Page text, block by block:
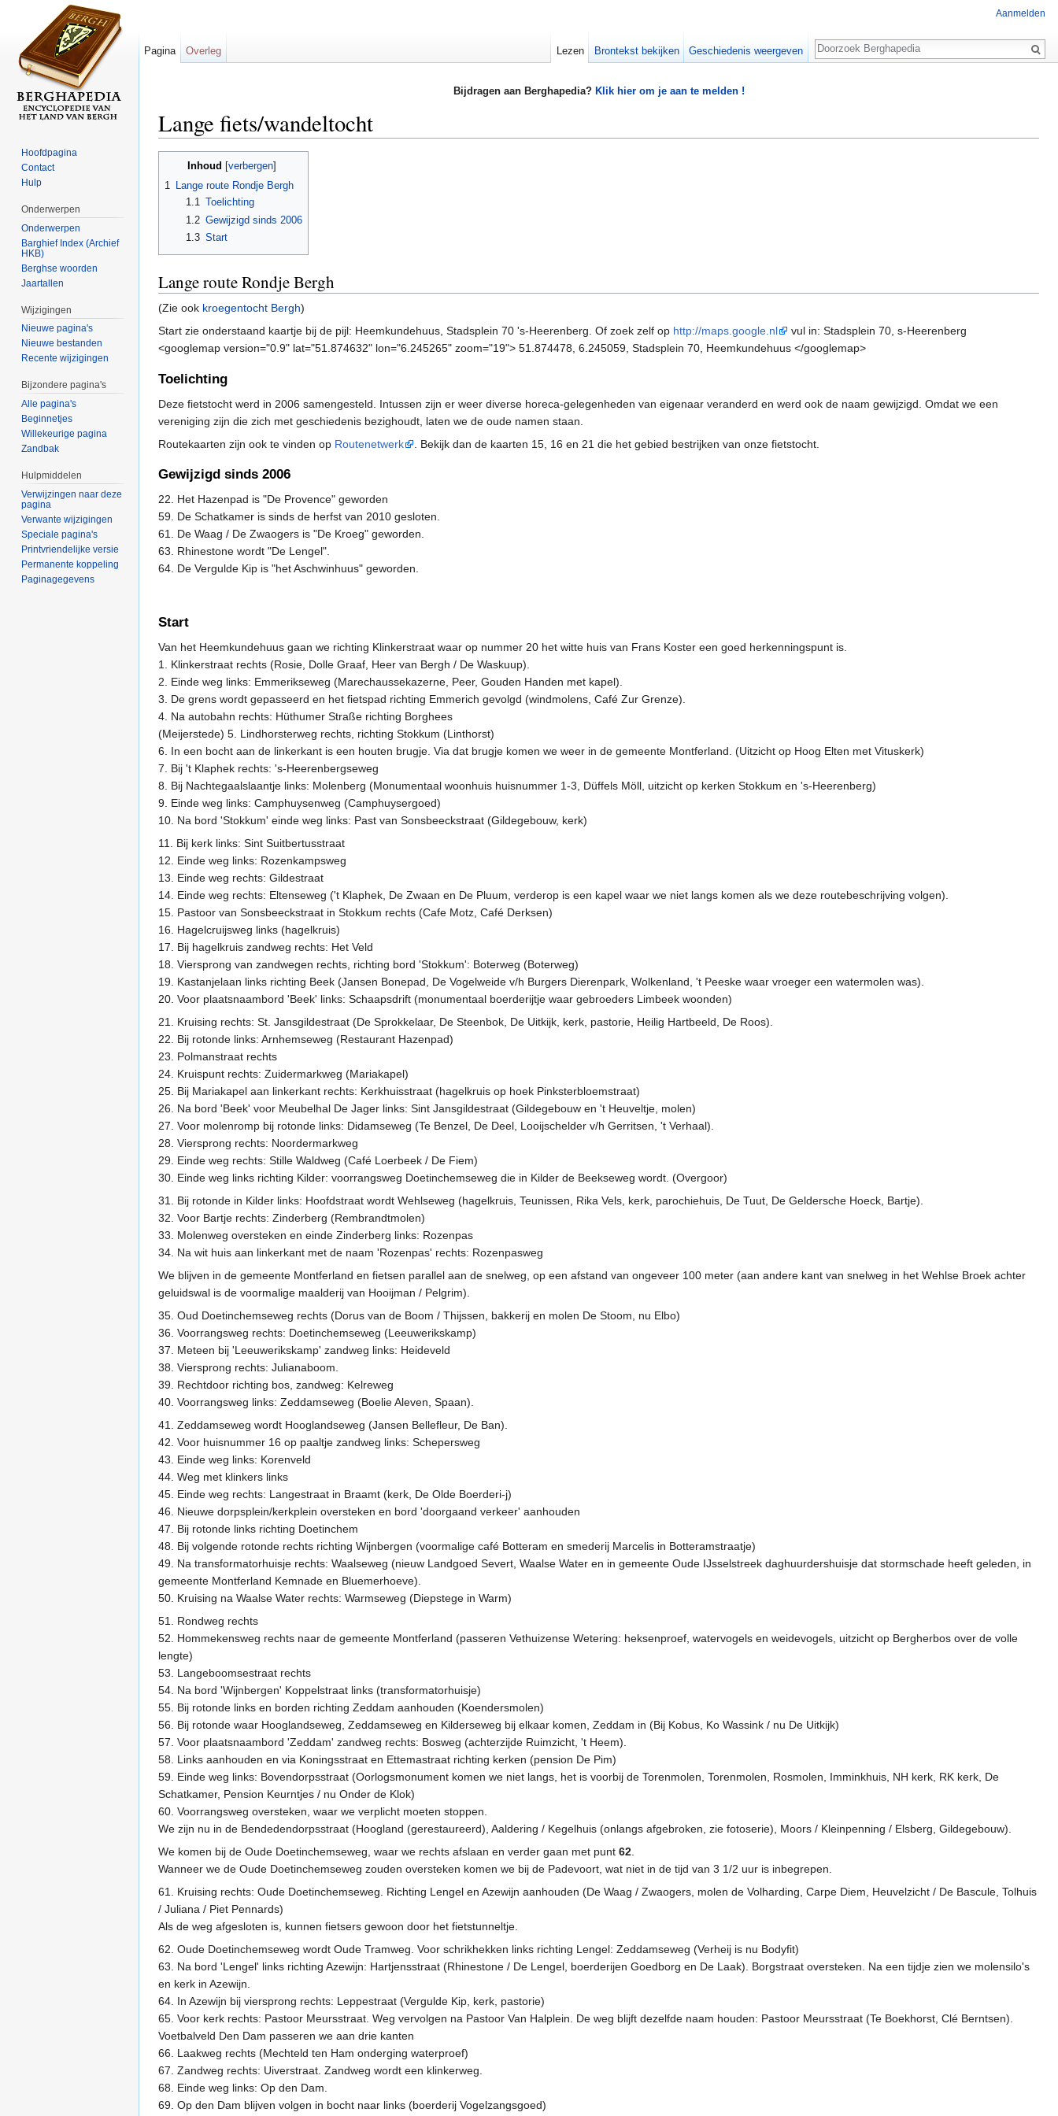
Bijdragen aan Berghapedia? Klik hier om je aan te melden !
Lange fiets/wandeltocht
Inhoud verbergen
1 Lange route Rondje Bergh
1.1 Toelichting
1.2 Gewijzigd sinds 2006
1.3 Start
Lange route Rondje Bergh
(Zie ook kroegentocht Bergh)
Start zie onderstaand kaartje bij de pijl: Heemkundehuus, Stadsplein 70 's-Heerenberg. Of zoek zelf op http://maps.google.nl
vul in: Stadsplein 70, s-Heerenberg
<googlemap version="0.9" lat="51.874632" lon="6.245265" zoom="19"> 51.874478, 6.245059, Stadsplein 70, Heemkundehuus </googlemap>
Toelichting
Deze fietstocht werd in 2006 samengesteld. Intussen zijn er weer diverse horeca-gelegenheden van eigenaar veranderd en werd ook de naam gewijzigd. Omdat we een
vereniging zijn die zich met geschiedenis bezighoudt, laten we de oude namen staan.
Routekaarten zijn ook te vinden op Routenetwerk . Bekijk dan de kaarten 15, 16 en 21 die het gebied bestrijken van onze fietstocht.
Gewijzigd sinds 2006
22. Het Hazenpad is "De Provence" geworden
59. De Schatkamer is sinds de herfst van 2010 gesloten.
61. De Waag / De Zwaogers is "De Kroeg" geworden.
63. Rhinestone wordt "De Lengel".
64. De Vergulde Kip is "het Aschwinhuus" geworden.
Start
Van het Heemkundehuus gaan we richting Klinkerstraat waar op nummer 20 het witte huis van Frans Koster een goed herkenningspunt is.
1. Klinkerstraat rechts (Rosie, Dolle Graaf, Heer van Bergh / De Waskuup).
2. Einde weg links: Emmerikseweg (Marechaussekazerne, Peer, Gouden Handen met kapel).
3. De grens wordt gepasseerd en het fietspad richting Emmerich gevolgd (windmolens, Café Zur Grenze).
4. Na autobahn rechts: Hüthumer Straße richting Borghees
(Meijerstede) 5. Lindhorsterweg rechts, richting Stokkum (Linthorst)
6. In een bocht aan de linkerkant is een houten brugje. Via dat brugje komen we weer in de gemeente Montferland. (Uitzicht op Hoog Elten met Vituskerk)
7. Bij 't Klaphek rechts: 's-Heerenbergseweg
8. Bij Nachtegaalslaantje links: Molenberg (Monumentaal woonhuis huisnummer 1-3, Düffels Möll, uitzicht op kerken Stokkum en 's-Heerenberg)
9. Einde weg links: Camphuysenweg (Camphuysergoed)
10. Na bord 'Stokkum' einde weg links: Past van Sonsbeeckstraat (Gildegebouw, kerk)
11. Bij kerk links: Sint Suitbertusstraat
12. Einde weg links: Rozenkampsweg
13. Einde weg rechts: Gildestraat
14. Einde weg rechts: Eltenseweg ('t Klaphek, De Zwaan en De Pluum, verderop is een kapel waar we niet langs komen als we deze routebeschrijving volgen).
15. Pastoor van Sonsbeeckstraat in Stokkum rechts (Cafe Motz, Café Derksen)
16. Hagelcruijsweg links (hagelkruis)
17. Bij hagelkruis zandweg rechts: Het Veld
18. Viersprong van zandwegen rechts, richting bord 'Stokkum': Boterweg (Boterweg)
19. Kastanjelaan links richting Beek (Jansen Bonepad, De Vogelweide v/h Burgers Dierenpark, Wolkenland, 't Peeske waar vroeger een watermolen was).
20. Voor plaatsnaambord 'Beek' links: Schaapsdrift (monumentaal boerderijtje waar gebroeders Limbeek woonden)
21. Kruising rechts: St. Jansgildestraat (De Sprokkelaar, De Steenbok, De Uitkijk, kerk, pastorie, Heilig Hartbeeld, De Roos).
22. Bij rotonde links: Arnhemseweg (Restaurant Hazenpad)
23. Polmanstraat rechts
24. Kruispunt rechts: Zuidermarkweg (Mariakapel)
25. Bij Mariakapel aan linkerkant rechts: Kerkhuisstraat (hagelkruis op hoek Pinksterbloemstraat)
26. Na bord 'Beek' voor Meubelhal De Jager links: Sint Jansgildestraat (Gildegebouw en 't Heuveltje, molen)
27. Voor molenromp bij rotonde links: Didamseweg (Te Benzel, De Deel, Looijschelder v/h Gerritsen, 't Verhaal).
28. Viersprong rechts: Noordermarkweg
29. Einde weg rechts: Stille Waldweg (Café Loerbeek / De Fiem)
30. Einde weg links richting Kilder: voorrangsweg Doetinchemseweg die in Kilder de Beekseweg wordt. (Overgoor)
31. Bij rotonde in Kilder links: Hoofdstraat wordt Wehlseweg (hagelkruis, Teunissen, Rika Vels, kerk, parochiehuis, De Tuut, De Geldersche Hoeck, Bartje).
32. Voor Bartje rechts: Zinderberg (Rembrandtmolen)
33. Molenweg oversteken en einde Zinderberg links: Rozenpas
34. Na wit huis aan linkerkant met de naam 'Rozenpas' rechts: Rozenpasweg
We blijven in de gemeente Montferland en fietsen parallel aan de snelweg, op een afstand van ongeveer 100 meter (aan andere kant van snelweg in het Wehlse Broek achter
geluidswal is de voormalige maalderij van Hooijman / Pelgrim).
35. Oud Doetinchemseweg rechts (Dorus van de Boom / Thijssen, bakkerij en molen De Stoom, nu Elbo)
36. Voorrangsweg rechts: Doetinchemseweg (Leeuwerikskamp)
37. Meteen bij 'Leeuwerikskamp' zandweg links: Heideveld
38. Viersprong rechts: Julianaboom.
39. Rechtdoor richting bos, zandweg: Kelreweg
40. Voorrangsweg links: Zeddamseweg (Boelie Aleven, Spaan).
41. Zeddamseweg wordt Hooglandseweg (Jansen Bellefleur, De Ban).
42. Voor huisnummer 16 op paaltje zandweg links: Schepersweg
43. Einde weg links: Korenveld
44. Weg met klinkers links
45. Einde weg rechts: Langestraat in Braamt (kerk, De Olde Boerderi-j)
46. Nieuwe dorpsplein/kerkplein oversteken en bord 'doorgaand verkeer' aanhouden
47. Bij rotonde links richting Doetinchem
48. Bij volgende rotonde rechts richting Wijnbergen (voormalige café Botteram en smederij Marcelis in Botteramstraatje)
49. Na transformatorhuisje rechts: Waalseweg (nieuw Landgoed Severt, Waalse Water en in gemeente Oude IJsselstreek daghuurdershuisje dat stormschade heeft geleden, in
gemeente Montferland Kemnade en Bluemerhoeve).
50. Kruising na Waalse Water rechts: Warmseweg (Diepstege in Warm)
51. Rondweg rechts
52. Hommekensweg rechts naar de gemeente Montferland (passeren Vethuizense Wetering: heksenproef, watervogels en weidevogels, uitzicht op Bergherbos over de volle
lengte)
53. Langeboomsestraat rechts
54. Na bord 'Wijnbergen' Koppelstraat links (transformatorhuisje)
55. Bij rotonde links en borden richting Zeddam aanhouden (Koendersmolen)
56. Bij rotonde waar Hooglandseweg, Zeddamseweg en Kilderseweg bij elkaar komen, Zeddam in (Bij Kobus, Ko Wassink / nu De Uitkijk)
57. Voor plaatsnaambord 'Zeddam' zandweg rechts: Bosweg (achterzijde Ruimzicht, 't Heem).
58. Links aanhouden en via Koningsstraat en Ettemastraat richting kerken (pension De Pim)
59. Einde weg links: Bovendorpsstraat (Oorlogsmonument komen we niet langs, het is voorbij de Torenmolen, Torenmolen, Rosmolen, Imminkhuis, NH kerk, RK kerk, De
Schatkamer, Pension Keurntjes / nu Onder de Klok)
60. Voorrangsweg oversteken, waar we verplicht moeten stoppen.
We zijn nu in de Bendedendorpsstraat (Hoogland (gerestaureerd), Aaldering / Kegelhuis (onlangs afgebroken, zie fotoserie), Moors / Kleinpenning / Elsberg, Gildegebouw).
We komen bij de Oude Doetinchemseweg, waar we rechts afslaan en verder gaan met punt 62
Wanneer we de Oude Doetinchemseweg zouden oversteken komen we bij de Padevoort, wat niet in de tijd van 3 1/2 uur is inbegrepen.
61. Kruising rechts: Oude Doetinchemseweg. Richting Lengel en Azewijn aanhouden (De Waag / Zwaogers, molen de Volharding, Carpe Diem, Heuvelzicht / De Bascule, Tolhuis
/ Juliana / Piet Pennards)
Als de weg afgesloten is, kunnen fietsers gewoon door het fietstunneltje.
62. Oude Doetinchemseweg wordt Oude Tramweg. Voor schrikhekken links richting Lengel: Zeddamseweg (Verheij is nu Bodyfit)
63. Na bord 'Lengel' links richting Azewijn: Hartjensstraat (Rhinestone / De Lengel, boerderijen Goedborg en De Laak). Borgstraat oversteken. Na een tijdje zien we molensilo's
en kerk in Azewijn.
64. In Azewijn bij viersprong rechts: Leppestraat (Vergulde Kip, kerk, pastorie)
65. Voor kerk rechts: Pastoor Meursstraat. Weg vervolgen na Pastoor Van Halplein. De weg blijft dezelfde naam houden: Pastoor Meursstraat (Te Boekhorst, Clé Berntsen).
Voetbalveld Den Dam passeren we aan drie kanten
66. Laakweg rechts (Mechteld ten Ham onderging waterproef)
67. Zandweg rechts: Uiverstraat. Zandweg wordt een klinkerweg.
68. Einde weg links: Op den Dam.
69. Op den Dam blijven volgen in bocht naar links (boerderij Vogelzangsgoed)
Aanmelden
Pagina Overleg Lezen Brontekst bekijken Geschiedenis weergeven
Zoeken
Hoofdpagina
Contact
Hulp
Onderwerpen
Onderwerpen
Barghief Index (Archief
HKB)
Berghse woorden
Jaartallen
Wijzigingen
Nieuwe pagina's
Nieuwe bestanden
Recente wijzigingen
Bijzondere pagina's
Alle pagina's
Beginnetjes
Willekeurige pagina
Zandbak
Hulpmiddelen
Verwijzingen naar deze
pagina
Verwante wijzigingen
Speciale pagina's
Printvriendelijke versie
Permanente koppeling
Paginagegevens